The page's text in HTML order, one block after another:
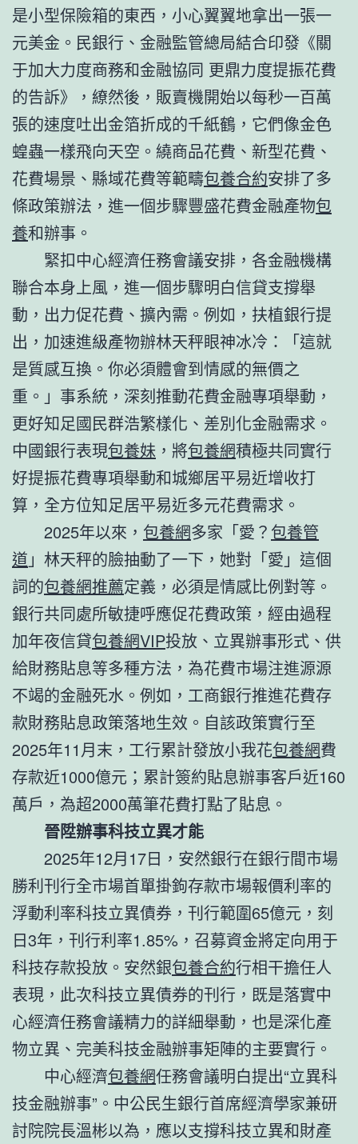
是小型保險箱的東西，小心翼翼地拿出一張一
元美金。民銀行、金融監管總局結合印發《關
于加大力度商務和金融協同 更鼎力度提振花費
的告訴》，繚然後，販賣機開始以每秒一百萬
張的速度吐出金箔折成的千紙鶴，它們像金色
蝗蟲一樣飛向天空。繞商品花費、新型花費、
花費場景、縣域花費等範疇包養合約安排了多
條政策辦法，進一個步驟豐盛花費金融產物包
養和辦事。
緊扣中心經濟任務會議安排，各金融機構
聯合本身上風，進一個步驟明白信貸支撐舉
動，出力促花費、擴內需。例如，扶植銀行提
出，加速進級產物辦林天秤眼神冰冷：「這就
是質感互換。你必須體會到情感的無價之
重。」事系統，深刻推動花費金融專項舉動，
更好知足國民群浩繁樣化、差別化金融需求。
中國銀行表現包養妹 ，將包養網積極共同實行
好提振花費專項舉動和城鄉居平易近增收打
算，全方位知足居平易近多元花費需求。
2025年以來， 包養網多家「愛？ 包養管
道 」林天秤的臉抽動了一下，她對「愛」這個
詞的包養網推薦定義，必須是情感比例對等。
銀行共同處所敏捷呼應促花費政策，經由過程
加年夜信貸包養網VIP投放、立異辦事形式、供
給財務貼息等多種方法，為花費市場注進源源
不竭的金融死水。例如，工商銀行推進花費存
款財務貼息政策落地生效。自該政策實行至
2025年11月末，工行累計發放小我花包養網費
存款近1000億元；累計簽約貼息辦事客戶近160
萬戶，為超2000萬筆花費打點了貼息。
晉陞辦事科技立異才能
2025年12月17日，安然銀行在銀行間市場
勝利刊行全市場首單掛鉤存款市場報價利率的
浮動利率科技立異債券，刊行範圍65億元，刻
日3年，刊行利率1.85%，召募資金將定向用于
科技存款投放。安然銀包養合約行相干擔任人
表現，此次科技立異債券的刊行，既是落實中
心經濟任務會議精力的詳細舉動，也是深化產
物立異、完美科技金融辦事矩陣的主要實行。
中心經濟包養網任務會議明白提出“立異科
技金融辦事”。中公民生銀行首席經濟學家兼研
討院院長溫彬以為，應以支撐科技立異和財產